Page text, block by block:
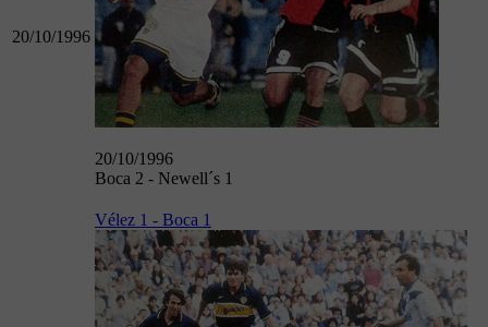
20/10/1996
20/10/1996
Boca 2 - Newell´s 1
Vélez 1 - Boca 1